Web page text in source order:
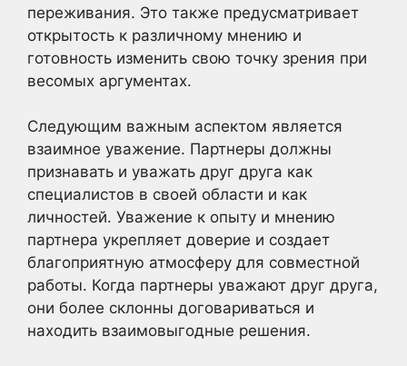
переживания. Это также предусматривает
открытость к различному мнению и
готовность изменить свою точку зрения при
весомых аргументах.
Следующим важным аспектом является
взаимное уважение. Партнеры должны
признавать и уважать друг друга как
специалистов в своей области и как
личностей. Уважение к опыту и мнению
партнера укрепляет доверие и создает
благоприятную атмосферу для совместной
работы. Когда партнеры уважают друг друга,
они более склонны договариваться и
находить взаимовыгодные решения.